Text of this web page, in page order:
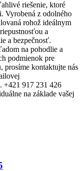
riešenie, ktoré
Vyrobená z odolného
rohož ideálnym
a
a bezpečnosť.
na pohodlie a
podmienok pre
prosíme kontaktujte nás
+421 917 231 426
na základe vašej